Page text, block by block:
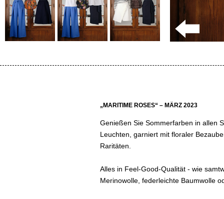
„MARITIME ROSES“ – MÄRZ 2023
Genießen Sie Sommerfarben in allen
Leuchten, garniert mit floraler
Raritäten.
Alles in Feel-Good-Qualität - wie
Merinowolle, federleichte Baumwolle